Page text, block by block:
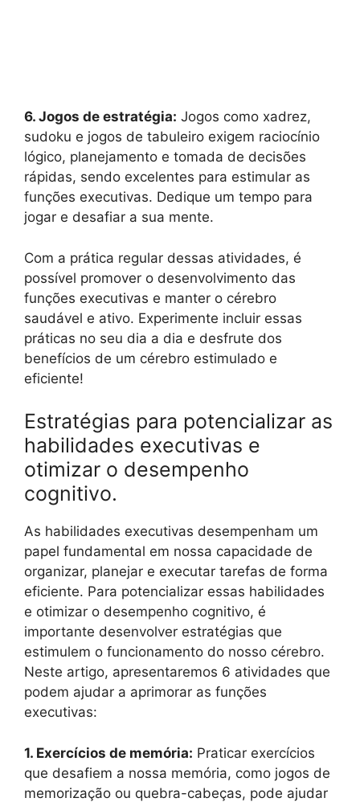
6. Jogos de estratégia: Jogos como xadrez,
sudoku e jogos de tabuleiro exigem raciocínio
lógico, planejamento e tomada de decisões
rápidas, sendo excelentes para estimular as
funções executivas. Dedique um tempo para
jogar e desafiar a sua mente.
Com a prática regular dessas atividades, é
possível promover o desenvolvimento das
funções executivas e manter o cérebro
saudável e ativo. Experimente incluir essas
práticas no seu dia a dia e desfrute dos
benefícios de um cérebro estimulado e
eficiente!
Estratégias para potencializar as
habilidades executivas e
otimizar o desempenho
cognitivo.
As habilidades executivas desempenham um
papel fundamental em nossa capacidade de
organizar, planejar e executar tarefas de forma
eficiente. Para potencializar essas habilidades
e otimizar o desempenho cognitivo, é
importante desenvolver estratégias que
estimulem o funcionamento do nosso cérebro.
Neste artigo, apresentaremos 6 atividades que
podem ajudar a aprimorar as funções
executivas:
1. Exercícios de memória: Praticar exercícios
que desafiem a nossa memória, como jogos de
memorização ou quebra-cabeças, pode ajudar